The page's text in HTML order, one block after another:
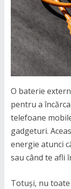
O baterie
pentru a
telefoane
gadgeturi.
energie atunci
sau când te afli
Totuși, nu